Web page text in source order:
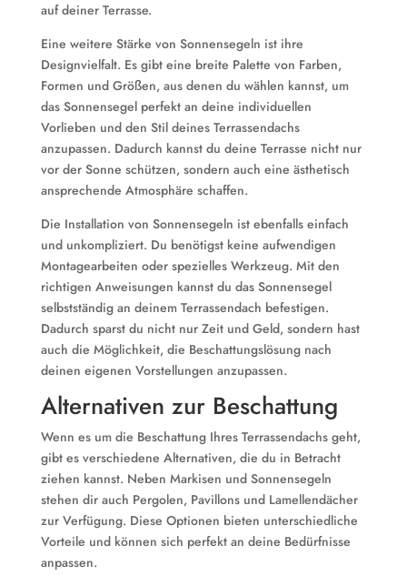
auf deiner Terrasse.
Eine weitere Stärke von Sonnensegeln ist ihre
Designvielfalt. Es gibt eine breite Palette von Farben,
Formen und Größen, aus denen du wählen kannst, um
das Sonnensegel perfekt an deine individuellen
Vorlieben und den Stil deines Terrassendachs
anzupassen. Dadurch kannst du deine Terrasse nicht nur
vor der Sonne schützen, sondern auch eine ästhetisch
ansprechende Atmosphäre schaffen.
Die Installation von Sonnensegeln ist ebenfalls einfach
und unkompliziert. Du benötigst keine aufwendigen
Montagearbeiten oder spezielles Werkzeug. Mit den
richtigen Anweisungen kannst du das Sonnensegel
selbstständig an deinem Terrassendach befestigen.
Dadurch sparst du nicht nur Zeit und Geld, sondern hast
auch die Möglichkeit, die Beschattungslösung nach
deinen eigenen Vorstellungen anzupassen.
Alternativen zur Beschattung
Wenn es um die Beschattung Ihres Terrassendachs geht,
gibt es verschiedene Alternativen, die du in Betracht
ziehen kannst. Neben Markisen und Sonnensegeln
stehen dir auch Pergolen, Pavillons und Lamellendächer
zur Verfügung. Diese Optionen bieten unterschiedliche
Vorteile und können sich perfekt an deine Bedürfnisse
anpassen.